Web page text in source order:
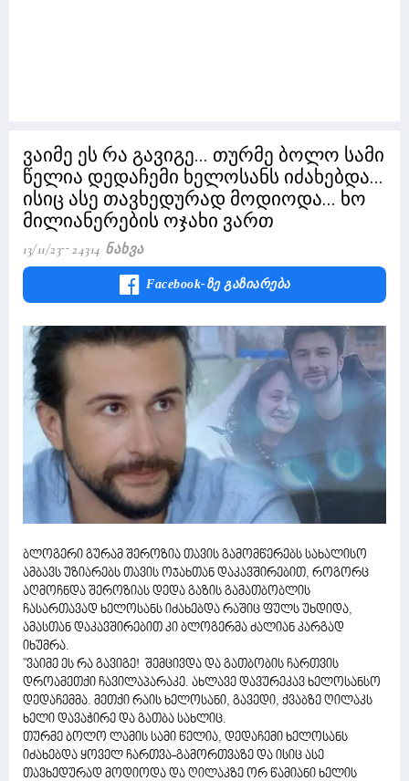
ვაიმე ეს რა გავიგე... თურმე ბოლო სამი
წელია დედაჩემი ხელოსანს იძახებდა...
ისიც ასე თავხედურად მოდიოდა... ხო
მილიანერების ოჯახი ვართ
13/11/23 24314 Ნახვა
Facebook-Ზე Გაზიარება
ბლოგერი გურამ შეროზია თავის გამომწერებს სახალისო
ამბავს უზიარებს თავის ოჯახთან დაკავშირებით, როგორც
აღმოჩნდა შეროზიას დედა გაზის გამათბობლის
ჩასართავად ხელოსანს იძახებდა რაშიც ფულს უხდიდა,
ამასთან დაკავშირებით კი ბლოგერმა ძალიან კარგად
იხუმრა.
"ვაიმე ეს რა გავიგე! შემცივდა და გათბობის ჩართვის
დროამეთქი ჩავილაპარაკე. ახლავე დავურეკავ ხელოსანსო
დედაჩემმა. მეთქი რაის ხელოსანი, გავედი, ქვაბზე ღილაკს
ხელი დავაჭირე და გათბა სახლიც.
თურმე ბოლო ლამის სამი წელია, დედაჩემი ხელოსანს
იძახებდა ყოველ ჩართვა-გამორთვაზე და ისიც ასე
თავხედურად მოდიოდა და ღილაკზე ორ წამიანი ხელის